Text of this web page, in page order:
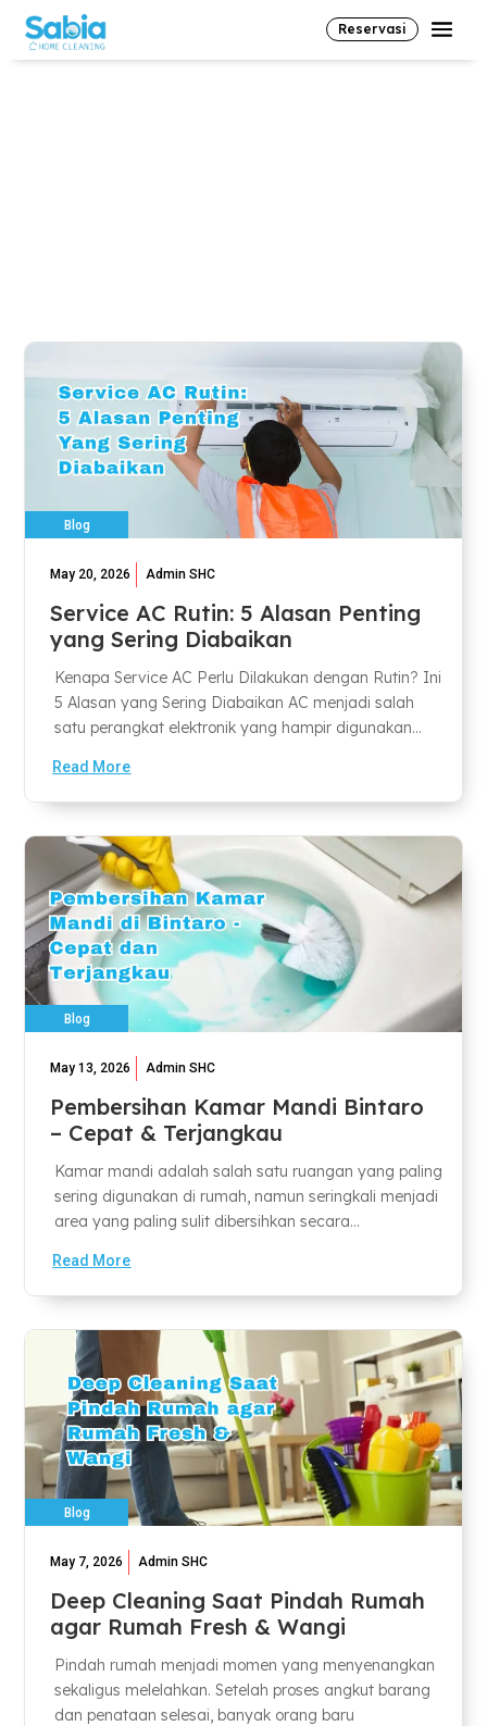
Reservasi
Blog
May 20, 2026 Admin SHC
Service AC Rutin: 5 Alasan Penting
yang Sering Diabaikan
Kenapa Service AC Perlu Dilakukan dengan Rutin? Ini
5 Alasan yang Sering Diabaikan AC menjadi salah
satu perangkat elektronik yang hampir digunakan...
Read More
Blog
May 13, 2026 Admin SHC
Pembersihan Kamar Mandi Bintaro
– Cepat & Terjangkau
Kamar mandi adalah salah satu ruangan yang paling
sering digunakan di rumah, namun seringkali menjadi
area yang paling sulit dibersihkan secara...
Read More
Blog
May 7, 2026 Admin SHC
Deep Cleaning Saat Pindah Rumah
agar Rumah Fresh & Wangi
Pindah rumah menjadi momen yang menyenangkan
sekaligus melelahkan. Setelah proses angkut barang
dan penataan selesai, banyak orang baru